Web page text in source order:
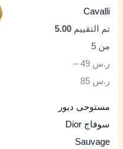
Cavalli
تم التقييم5.00
من 5
ر.س 49
–
ر.س 85
مستوحى ديور
سوفاج Dior
Sauvage